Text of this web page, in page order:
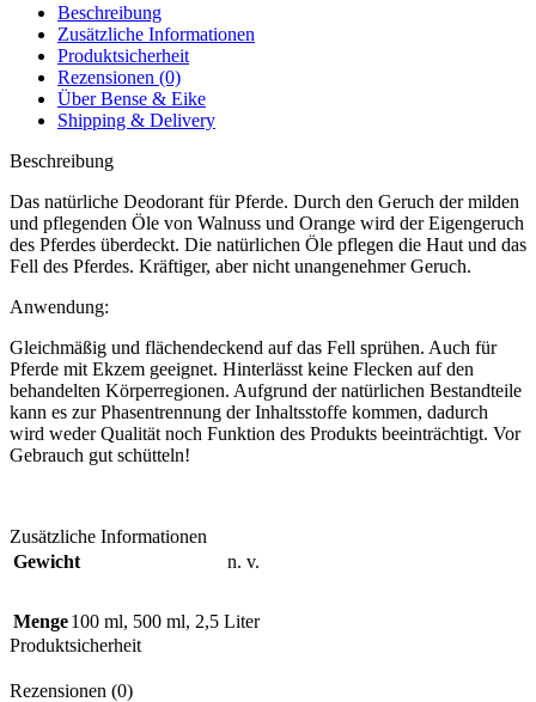
Beschreibung
Zusätzliche Informationen
Produktsicherheit
Rezensionen (0)
Über Bense & Eike
Shipping & Delivery
Beschreibung
Das natürliche Deodorant für Pferde. Durch den Geruch der milden
und pflegenden Öle von Walnuss und Orange wird der Eigengeruch
des Pferdes überdeckt. Die natürlichen Öle pflegen die Haut und das
Fell des Pferdes. Kräftiger, aber nicht unangenehmer Geruch.
Anwendung:
Gleichmäßig und flächendeckend auf das Fell sprühen. Auch für
Pferde mit Ekzem geeignet. Hinterlässt keine Flecken auf den
behandelten Körperregionen. Aufgrund der natürlichen Bestandteile
kann es zur Phasentrennung der Inhaltsstoffe kommen, dadurch
wird weder Qualität noch Funktion des Produkts beeinträchtigt. Vor
Gebrauch gut schütteln!
Zusätzliche Informationen
Gewicht
n. v.
Menge100 ml, 500 ml, 2,5 Liter
Produktsicherheit
Rezensionen (0)